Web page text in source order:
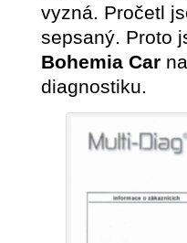
vyzná. Pročetl
sepsaný. Proto
Bohemia Car
diagnostiku.